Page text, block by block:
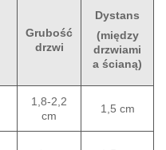
Grubość
drzwi
Dystans
(między
drzwiami
a ścianą)
1,8-2,2
cm
1,5 cm